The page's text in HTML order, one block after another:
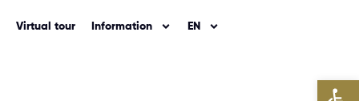
Virtual tour Information EN